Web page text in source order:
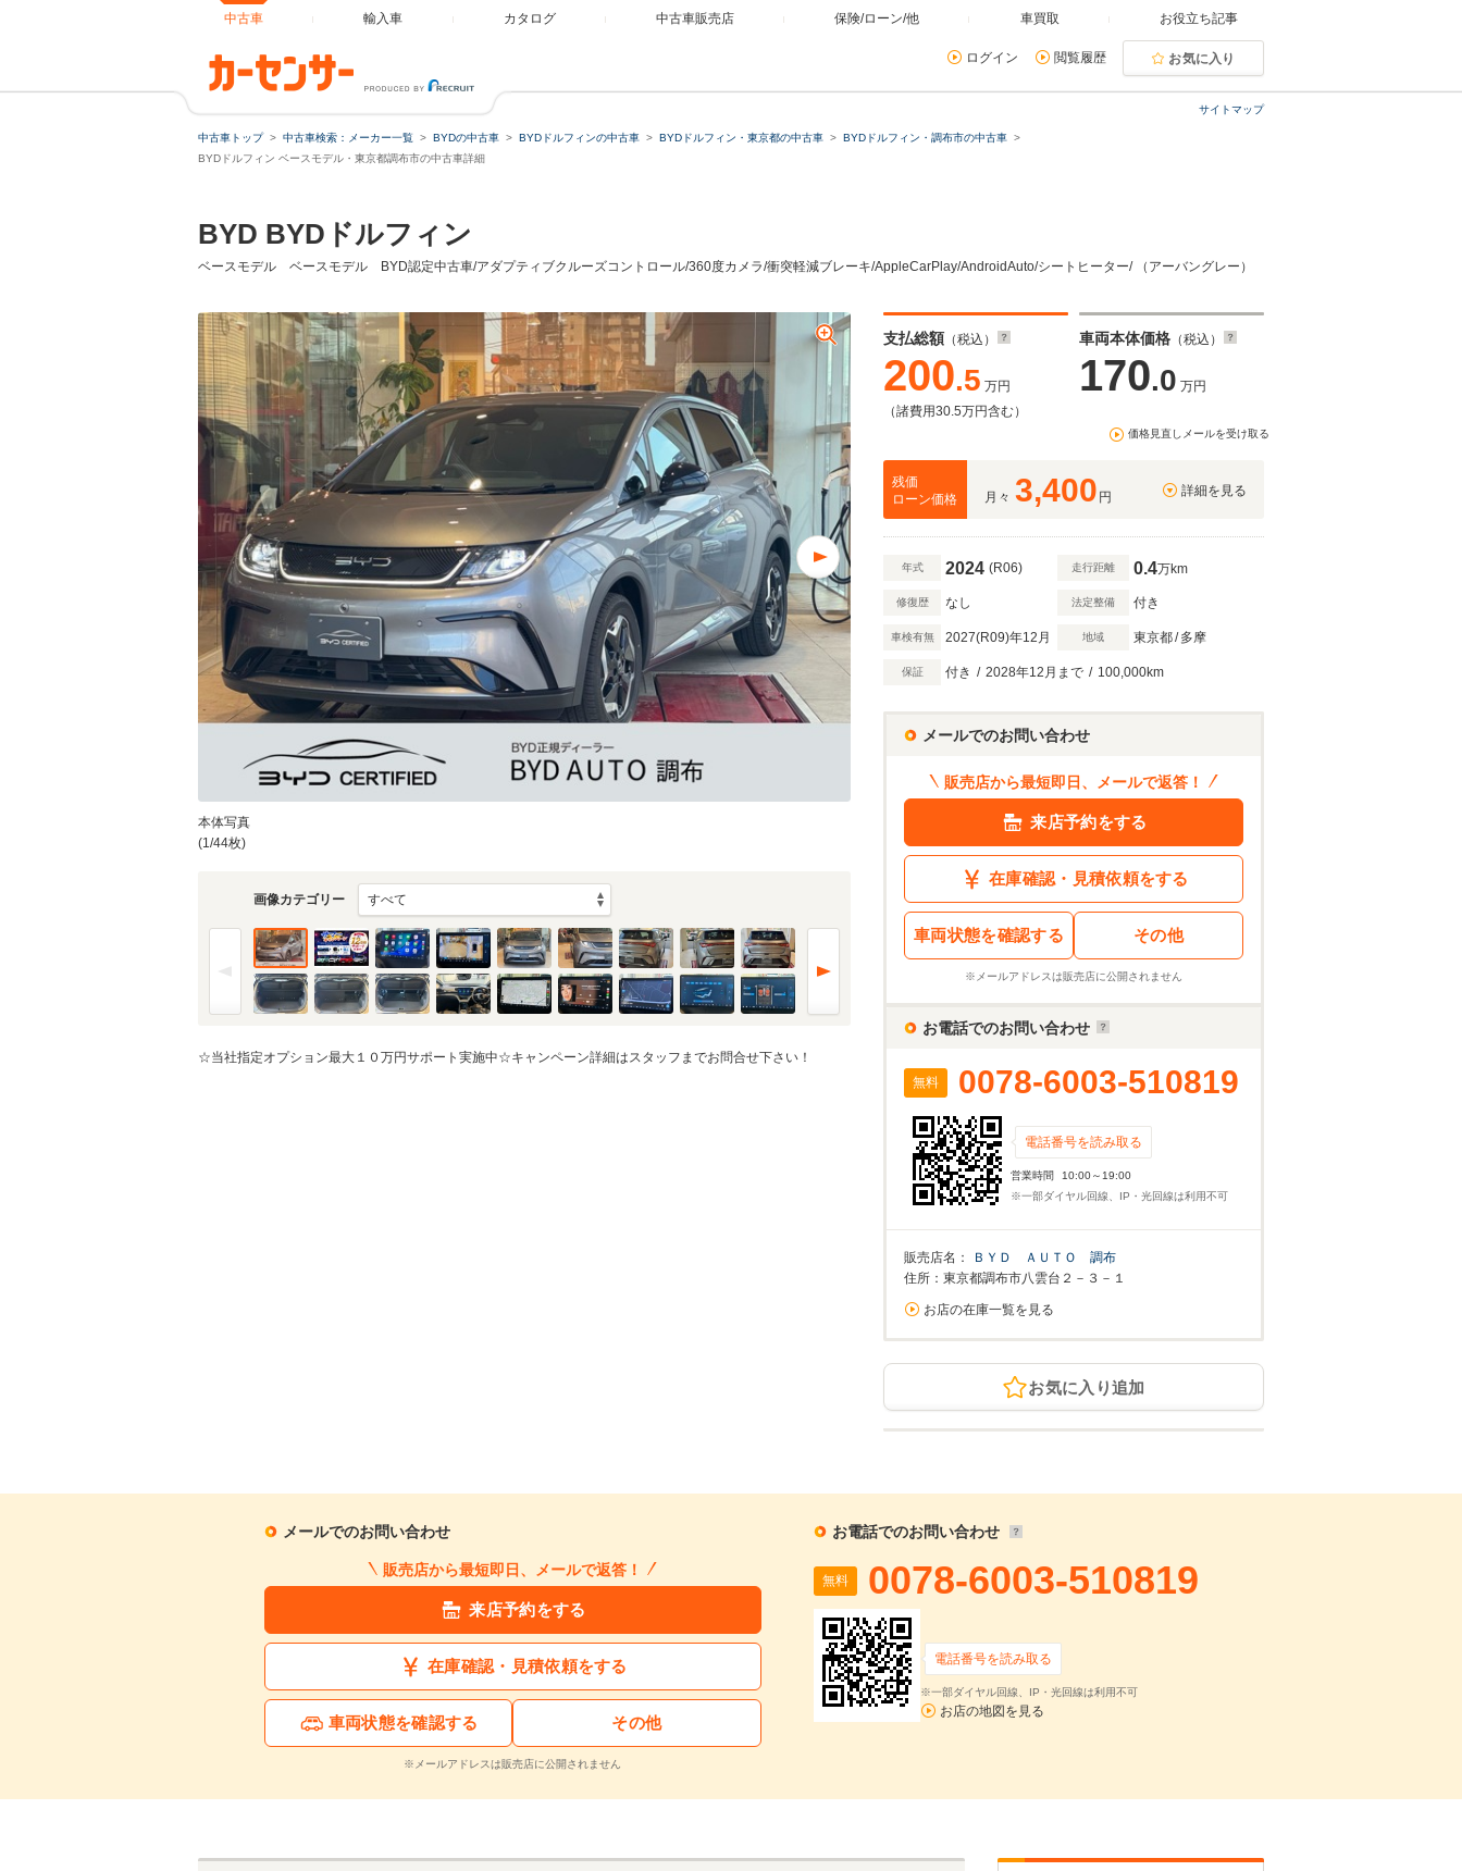
中古車 輸入車 カタログ 中古車販売店 保険/ローン/他 車買取 お役立ち記事
ログイン 閲覧履歴 お気に入り
サイトマップ
中古車トップ 中古車検索：メーカー一覧 BYDの中古車 BYDドルフィンの中古車 BYDドルフィン・東京都の中古車
BYDドルフィン・調布市の中古車
BYDドルフィン ベースモデル・東京都調布市の中古車詳細
BYD BYDドルフィン
ベースモデル ベースモデル BYD認定中古車/アダプティブクルーズコントロール/360度カメラ/衝突軽減ブレーキ/AppleCarPlay/AndroidAuto/シートヒーター/ （アーバングレー）
本体写真
(1/44枚)
画像カテゴリー
☆当社指定オプション最大１０万円サポート実施中☆キャンペーン詳細はスタッフまでお問合せ下さい！
支払総額 （税込）
200.5 万円
（諸費用30.5万円含む）
車両本体価格 （税込）
170.0 万円
価格見直しメールを受け取る
残価
ローン価格
月々 3,400 円 詳細を見る
年式 2024 (R06) 走行距離 0.4万km
修復歴 なし 法定整備 付き
車検有無 2027(R09)年12月 地域 東京都/ 多摩
保証 付き / 2028年12月まで / 100,000km
メールでのお問い合わせ
販売店から最短即日、メールで返答！
来店予約をする
在庫確認・見積依頼をする
車両状態を確認する その他
※メールアドレスは販売店に公開されません
お電話でのお問い合わせ
無料 0078-6003-510819
電話番号を読み取る
営業時間
10:00～19:00
※一部ダイヤル回線、IP・光回線は利用不可
販売店名：
ＢＹＤ ＡＵＴＯ 調布
住所：東京都調布市八雲台２－３－１
お店の在庫一覧を見る
お気に入り追加
メールでのお問い合わせ
販売店から最短即日、メールで返答！
来店予約をする
在庫確認・見積依頼をする
車両状態を確認する その他
※メールアドレスは販売店に公開されません
お電話でのお問い合わせ
無料 0078-6003-510819
電話番号を読み取る
※一部ダイヤル回線、IP・光回線は利用不可
お店の地図を見る
ローンシミュレーター
ローン種類
借入額
支払総額 自由に設定
物件価格 万円
頭金 万円
100
支払回数・金利・ボーナス払い
返済期間
金利 %
1.3 万円
割賦販売価格内訳
※シミュレーション結果は入力された条件で算出した概算金額となります。お支払い金額の目安としてご利用ください。
※シミュレーションしたローン金利は参考値です。実店舗での金利は異なる場合があります。
通常ローン・支払総額 で計算
月々の
支払額 1.3万円
割賦販売価格： 211.2万円
利息分： 10.7万円
シミュレーション結果を見る
この中古車に関するお問い合わせ
BYDドルフィン ベースモデル ベースモデル BYD認定中古車/アダプティブクルーズコントロール/360度カメラ/衝突軽減ブレーキ/AppleCarPlay/AndroidAuto/シートヒーター/
支払総額
200.5
車両本体価格
170.0
年式
再シミュレーションする